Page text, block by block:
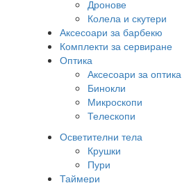
Дронове
Колела и скутери
Аксесоари за барбекю
Комплекти за сервиране
Оптика
Аксесоари за оптика
Бинокли
Микроскопи
Телескопи
Осветителни тела
Крушки
Пури
Таймери